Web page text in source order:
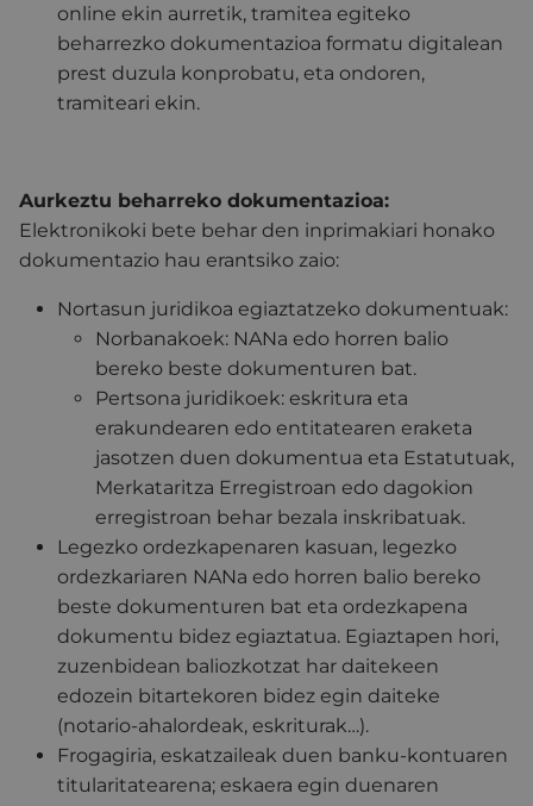
online ekin aurretik, tramitea egiteko
beharrezko dokumentazioa formatu digitalean
prest duzula konprobatu, eta ondoren,
tramiteari ekin.
Aurkeztu beharreko dokumentazioa:
Elektronikoki bete behar den inprimakiari honako
dokumentazio hau erantsiko zaio:
Nortasun juridikoa egiaztatzeko dokumentuak:
Norbanakoek: NANa edo horren balio
bereko beste dokumenturen bat.
Pertsona juridikoek: eskritura eta
erakundearen edo entitatearen eraketa
jasotzen duen dokumentua eta Estatutuak,
Merkataritza Erregistroan edo dagokion
erregistroan behar bezala inskribatuak.
Legezko ordezkapenaren kasuan, legezko
ordezkariaren NANa edo horren balio bereko
beste dokumenturen bat eta ordezkapena
dokumentu bidez egiaztatua. Egiaztapen hori,
zuzenbidean baliozkotzat har daitekeen
edozein bitartekoren bidez egin daiteke
(notario-ahalordeak, eskriturak…).
Frogagiria, eskatzaileak duen banku-kontuaren
titularitatearena; eskaera egin duenaren